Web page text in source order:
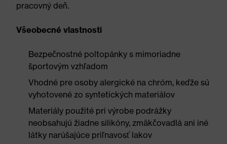
pracovný deň.
Všeobecné vlastnosti
Bezpečnostné poltopánky s mimoriadne
športovým vzhľadom
Vhodné pre osoby alergické na chróm, keďže sú
vyhotovené zo syntetických materiálov
Materiály použité pri výrobe podrážky
neobsahujú žiadne silikóny, zmäkčovadlá ani iné
látky narúšajúce priľnavosť lakov